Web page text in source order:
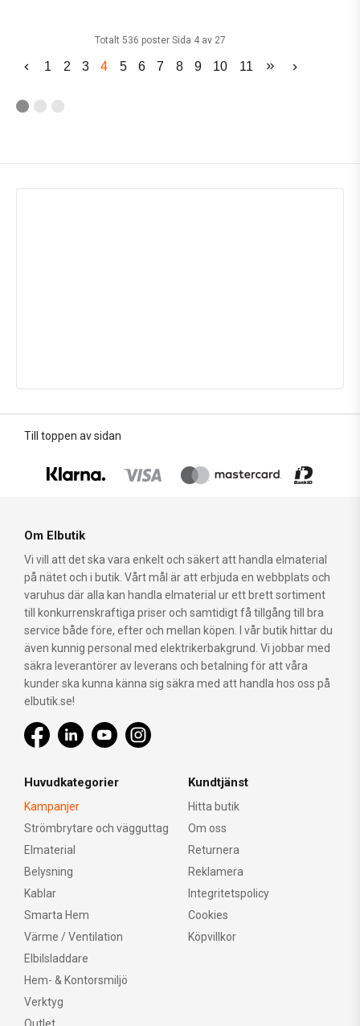
Totalt 536 poster Sida 4 av 27
1 2 3 4 5 6 7 8 9 10 11
Till toppen av sidan
Om Elbutik
Vi vill att det ska vara enkelt och säkert att handla elmaterial
på nätet och i butik. Vårt mål är att erbjuda en webbplats och
varuhus där alla kan handla elmaterial ur ett brett sortiment
till konkurrenskraftiga priser och samtidigt få tillgång till bra
service både före, efter och mellan köpen. I vår butik hittar du
även kunnig personal med elektrikerbakgrund. Vi jobbar med
säkra leverantörer av leverans och betalning för att våra
kunder ska kunna känna sig säkra med att handla hos oss på
elbutik.se!
Huvudkategorier
Kampanjer
Strömbrytare och vägguttag
Elmaterial
Belysning
Kablar
Smarta Hem
Värme / Ventilation
Elbilsladdare
Hem- & Kontorsmiljö
Verktyg
Kundtjänst
Hitta butik
Om oss
Returnera
Reklamera
Integritetspolicy
Cookies
Köpvillkor